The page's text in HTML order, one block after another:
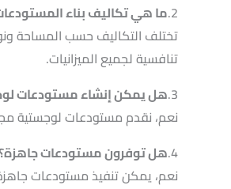
2.ما هي تكاليف بناء
تختلف التكاليف حسب المساحة
تنافسية لجميع الميزانيات.
3. هل يمكن إنشاء مستودعات
نعم، نقدم مستودعات لوجستية
4.هل توفرون مستودعات
نعم، يمكن تنفيذ مستودعات